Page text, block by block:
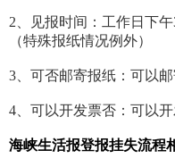
2、见报时间：工作日下
（特殊报纸情况例外）
3、可否邮寄报纸：可以邮
4、可以开发票否：可以开
海峡生活报登报挂失流程